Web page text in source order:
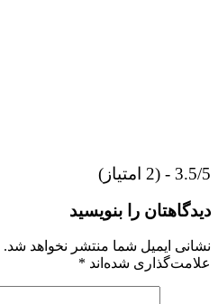
3.5/5 - (2 امتیاز)
دیدگاهتان را بنویسید
نشانی ایمیل شما منتشر نخواهد شد.
علامت‌گذاری شده‌اند *